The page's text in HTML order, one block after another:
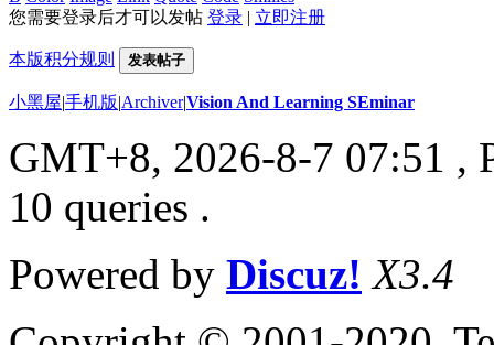
您需要登录后才可以发帖 登录 | 立即注册
本版积分规则 发表帖子
小黑屋|手机版|Archiver|Vision And Learning SEminar
GMT+8, 2026-8-7 07:51 ,
10 queries .
Powered by Discuz! X3.4